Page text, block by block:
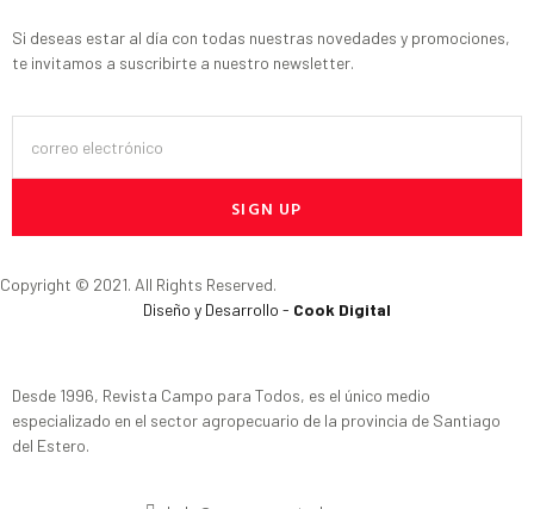
Si deseas estar al día con todas nuestras novedades y promociones,
te invitamos a suscribirte a nuestro newsletter.
SIGN UP
Copyright © 2021. All Rights Reserved.
Diseño y Desarrollo - Cook Digital
Desde 1996, Revista Campo para Todos, es el único medio
especializado en el sector agropecuario de la provincia de Santiago
del Estero.